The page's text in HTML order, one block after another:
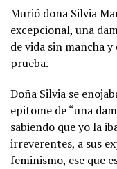
Murió doña Silvia
excepcional, una
de vida sin mancha
prueba.
Doña Silvia se
epitome de “una
sabiendo que yo la
irreverentes, a sus
feminismo, ese que